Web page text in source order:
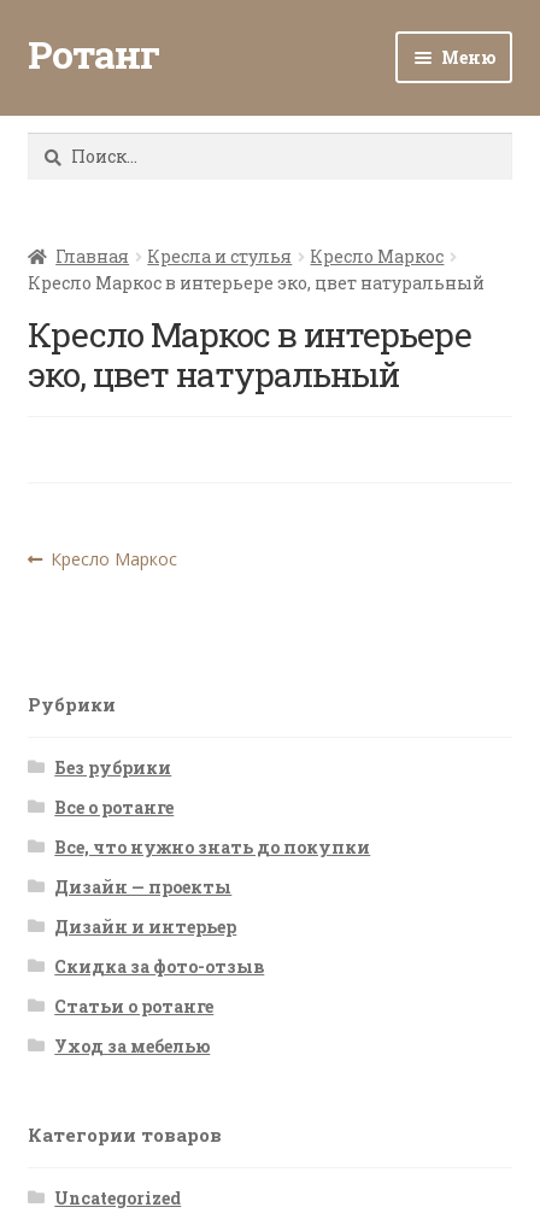
Ротанг Меню
Каталог
Все о ротанге
Ротанг оптом
Найти:
Главная Кресла и стулья
Кресло Маркос
Кресло Маркос в интерьере эко, цвет натуральный
Кресло Маркос в интерьере
эко, цвет натуральный
Навигация
Предыдущая
Кресло Маркос
Рубрики
Без рубрики
Все о ротанге
Все, что нужно знать до покупки
Дизайн — проекты
Дизайн и интерьер
Скидка за фото-отзыв
Статьи о ротанге
Уход за мебелью
Категории товаров
Uncategorized